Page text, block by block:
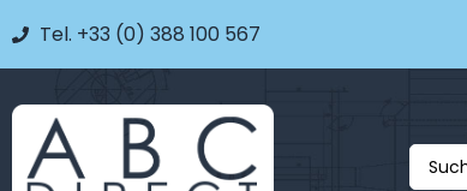
Tel. +33 (0) 388 100 567